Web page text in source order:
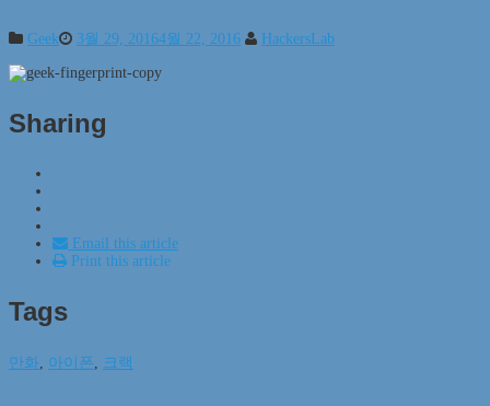
Geek 3월 29, 20164월 22, 2016 HackersLab
Sharing
Email this article
Print this article
Tags
만화 아이폰 크랙